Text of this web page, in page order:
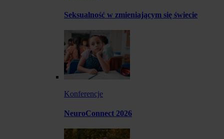
Seksualność w zmieniającym się świecie
Konferencje
NeuroConnect 2026